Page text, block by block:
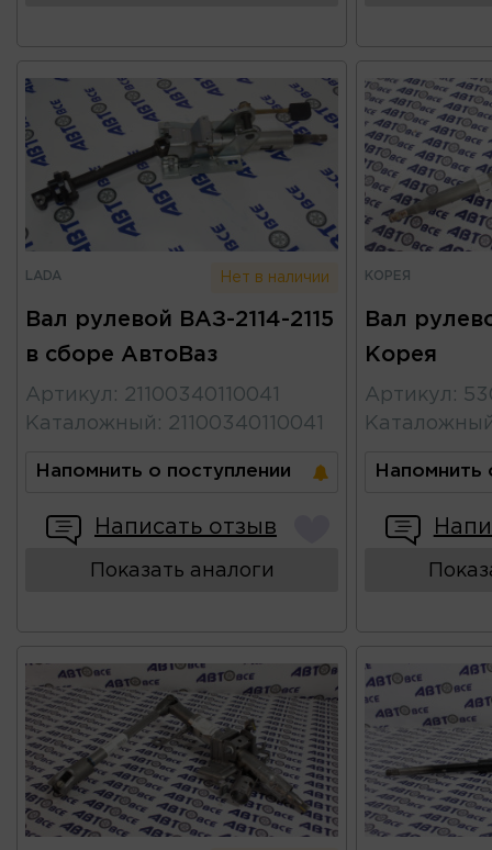
LADA Нет в наличии
Вал рулевой ВАЗ-2114-2115
в сборе АвтоВаз
Артикул : 21100340110041
Каталожный : 21100340110041
Напомнить о поступлении
Написать отзыв
Показать аналоги
КОРЕЯ
Вал
Корея
Артикул :
Напомнить